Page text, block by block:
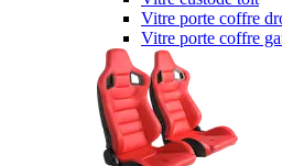
Vitre porte coffre
Vitre porte coffre